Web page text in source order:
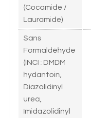
(Cocamide /
Lauramide)
Sans
Formaldéhyde
(INCI : DMDM
hydantoin,
Diazolidinyl
urea,
Imidazolidinyl